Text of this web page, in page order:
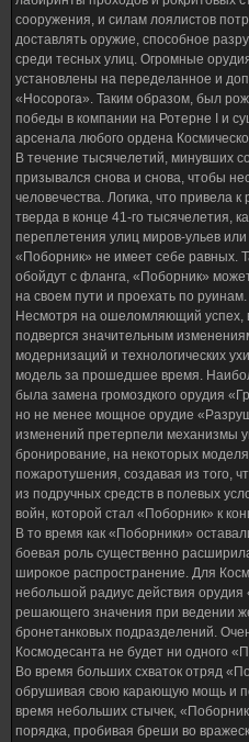
сооружения, и силам лоялистов
доставлять оружие, способное
среди тесных улиц. Огромные
установлены на переделанное и
«Носорога». Таким образом, был
победы в компании на Ротерне I и
арсенала любого ордена
В течение тысячелетий, минувших
призывался снова и снова, чтобы
человечества. Логика, что привела
тверда в конце 41-го тысячелетия,
переплетения улиц миров-ульев
«Поборник» не имеет себе равных.
обойдут с фланга, «Поборник»
на своем пути и проехать по руинам.
Несмотря на ошеломляющий успех,
подвергся значительным
модернизаций и технологических
модель за прошедшее время.
была замена громоздкого орудия
но не менее мощное орудие
изменений претерпели механизмы
бронирование, на некоторых
пожаротушения, создавая из того,
из подручных средств в полевых
войн, которой стал «Поборник» к
В то время как «Поборники»
боевая роль существенно
широкое распространение. Для
небольшой радиус действия
решающего значения при ведении
бронетанковых подразделений.
Космодесанта не будет ни одного
Во время больших схваток отряд
обрушивая свою карающую мощь и
время небольших стычек,
порядка, пробивая бреши во